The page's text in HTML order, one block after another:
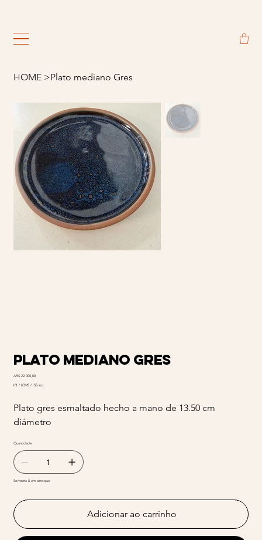
HOME >Plato mediano Gres
Plato mediano Gres
Preço
ARS 22.000,00
IPI / ICMS / ISS incl.
Plato gres esmaltado hecho a mano de 13.50 cm
diámetro
Quantidade
Somente 8 em estoque
Adicionar ao carrinho